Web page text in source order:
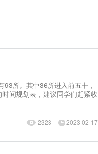
所。其中36所进入前五十，
间规划表，建议同学们赶紧收
2323 2023-02-17